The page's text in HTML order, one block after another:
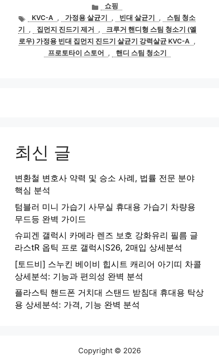
카
테
고
리
쇼핑
태KVC-A , 가정용 살균기 , 빈대 살균기 ,
스팀 청소
기
, 집먼지 진드기 제거 ,
크루거 핸디형 스팀 청소기 (옐
로우) 가정용 빈대 집먼지 진드기 살균기 강력살균 KVC-A
,
프로토타이 스토어
, 핸디 스팀 청소기
최신 글
변환철 변호사 약력 및 승소 사례, 법률 전문 분야
핵심 분석
텀블러 미니 가습기 사무실 휴대용 가습기 차량용
무드등 완벽 가이드
슈피겐 갤럭시 카메라 렌즈 보호 강화유리 필름 글
라스tR 옵틱 프로 갤럭시S26, 2매입 상세분석
[토드비] 스누킨 베이비 힙시트 캐리어 아기띠 차콜
상세분석: 기능과 편의성 완벽 분석
플라스틱 핸드폰 거치대 스탠드 받침대 휴대용 탁상
용 상세분석: 가격, 기능 완벽 분석
Copyright © 2026